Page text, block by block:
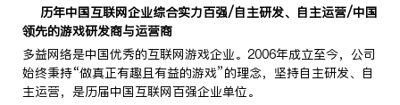
历年中国互联网企业综合实力百强/自主研发、自主运营/中国
领先的游戏研发商与运营商
多益网络是中国优秀的互联网游戏企业。2006年成立至今，公司
始终秉持“做真正有趣且有益的游戏”的理念，坚持自主研发、自
主运营，是历届中国互联网百强企业单位。